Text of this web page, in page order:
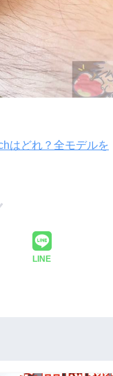
はどれ？全モデルを
LINE